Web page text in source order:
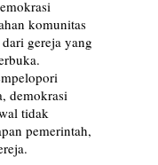
komunitas
gereja yang
demokrasi
tidak
pemerintah,